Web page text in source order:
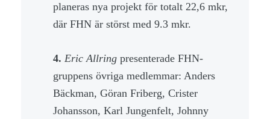
planeras nya projekt för totalt 22,6 mkr,
där FHN är störst med 9.3 mkr.
4. Eric Allring presenterade FHN-
gruppens övriga medlemmar: Anders
Bäckman, Göran Friberg, Crister
Johansson, Karl Jungenfelt, Johnny